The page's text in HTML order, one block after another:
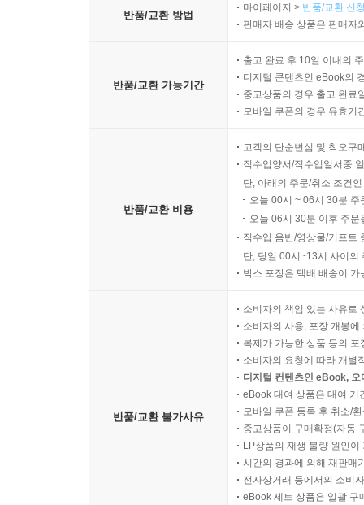
반품/교환 방법
마이페이지 > 반품/교환 신
판매자 배송 상품은 판매자
반품/교환 가능기간
출고 완료 후 10일 이내의
디지털 콘텐츠인 eBook의
중고상품의 경우 출고 완료
모바일 쿠폰의 경우 유효기
반품/교환 비용
고객의 단순변심 및 착오구
직수입양서/직수입일서중
단, 아래의 주문/취소 조건
오늘 00시 ~ 06시 30분
오늘 06시 30분 이후 주
직수입 음반/영상물/기프트
단, 당일 00시~13시 사이의
박스 포장은 택배 배송이
반품/교환 불가사유
소비자의 책임 있는 사유로
소비자의 사용, 포장 개봉
복제가 가능한 상품 등의
소비자의 요청에 따라 개별
디지털 컨텐츠인 eBook,
eBook 대여 상품은 대여 기
모바일 쿠폰 등록 후 취소/
중고상품이 구매확정(자동
LP상품의 재생 불량 원인
시간의 경과에 의해 재판매
전자상거래 등에서의 소비
eBook 세트 상품은 일괄 구